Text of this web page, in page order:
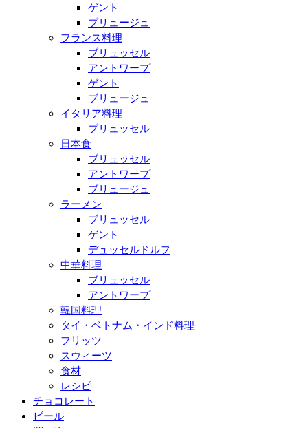
ゲント
ブリュージュ
フランス料理
ブリュッセル
アントワープ
ゲント
ブリュージュ
イタリア料理
ブリュッセル
日本食
ブリュッセル
アントワープ
ブリュージュ
ラーメン
ブリュッセル
ゲント
デュッセルドルフ
中華料理
ブリュッセル
アントワープ
韓国料理
タイ・ベトナム・インド料理
フリッツ
スウィーツ
食材
レシピ
チョコレート
ビール